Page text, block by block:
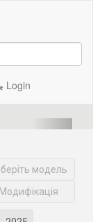
Login